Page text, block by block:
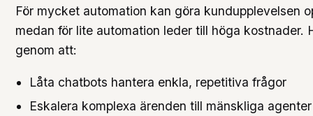
För mycket automation kan göra kundupplevelsen
medan för lite automation leder till höga kostnader.
genom att:
Låta chatbots hantera enkla, repetitiva frågor
Eskalera komplexa ärenden till mänskliga agenter